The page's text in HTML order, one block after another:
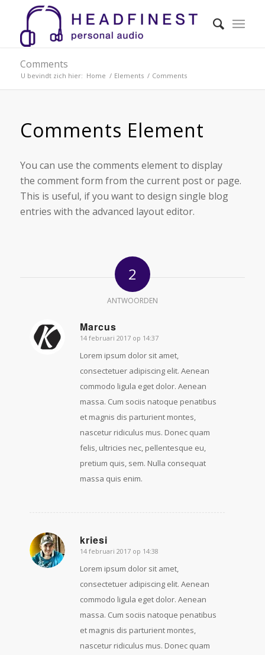
Comments
U bevindt zich hier: Home / Elements / Comments
Comments Element
You can use the comments element to display
the comment form from the current post or page.
This is useful, if you want to design single blog
entries with the advanced layout editor.
2
ANTWOORDEN
Marcus
zegt:
14 februari 2017 op 14:37
Lorem ipsum dolor sit amet,
consectetuer adipiscing elit. Aenean
commodo ligula eget dolor. Aenean
massa. Cum sociis natoque penatibus
et magnis dis parturient montes,
nascetur ridiculus mus. Donec quam
felis, ultricies nec, pellentesque eu,
pretium quis, sem. Nulla consequat
massa quis enim.
kriesi
zegt:
14 februari 2017 op 14:38
Lorem ipsum dolor sit amet,
consectetuer adipiscing elit. Aenean
commodo ligula eget dolor. Aenean
massa. Cum sociis natoque penatibus
et magnis dis parturient montes,
nascetur ridiculus mus. Donec quam